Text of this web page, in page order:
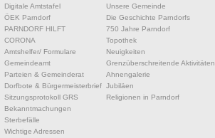
Digitale Amtstafel
ÖEK Parndorf
PARNDORF HILFT
CORONA
Amtshelfer/ Formulare
Gemeindeamt
Parteien & Gemeinderat
Dorfbote & Bürgermeisterbrief
Sitzungsprotokoll GRS
Bekanntmachungen
Sterbefälle
Wichtige Adressen
Unsere Gemeinde
Die Geschichte Parndorfs
750 Jahre Parndorf
Topothek
Neuigkeiten
Grenzüberschreitende Aktivitäten
Ahnengalerie
Jubiläen
Religionen in Parndorf